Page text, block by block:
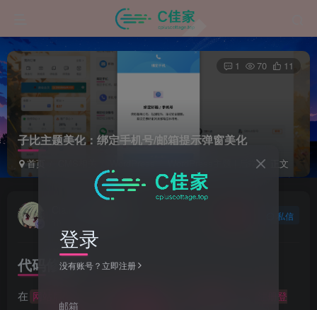
子比主题美化：绑定手机号/邮箱提示弹窗美化
首页 WordPress主题 | 后端 正文
1 70 11
私信
代码修改：
在 网站后台
注册登
登录
没有账号？立即注册
邮箱